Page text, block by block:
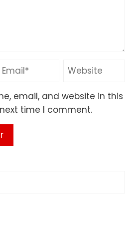
email, and website in this
time I comment.